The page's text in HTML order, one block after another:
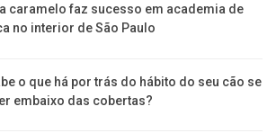
caramelo faz sucesso em academia de
no interior de São Paulo
o que há por trás do hábito do seu cão se
embaixo das cobertas?